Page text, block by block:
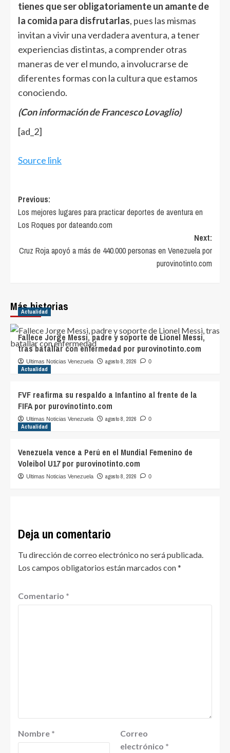
tienes que ser obligatoriamente un amante de
la comida para disfrutarlas, pues las mismas
invitan a vivir una verdadera aventura, a tener
experiencias distintas, a comprender otras
maneras de ver el mundo, a involucrarse de
diferentes formas con la cultura que estamos
conociendo.
(Con información de Francesco Lovaglio)
[ad_2]
Source link
Post
navigation
Previous:
Los mejores lugares para practicar deportes de aventura en
Los Roques por dateando.com
Next:
Cruz Roja apoyó a más de 440.000 personas en Venezuela por
purovinotinto.com
Más historias
Actualidad
Fallece Jorge Messi, padre y soporte de Lionel Messi,
tras batallar con enfermedad por purovinotinto.com
Ultimas Noticias Venezuela agosto 8, 2026 0
Actualidad
FVF reafirma su respaldo a Infantino al frente de la
FIFA por purovinotinto.com
Ultimas Noticias Venezuela agosto 8, 2026 0
Actualidad
Venezuela vence a Perú en el Mundial Femenino de
Voleibol U17 por purovinotinto.com
Ultimas Noticias Venezuela agosto 8, 2026 0
Deja un comentario
Tu dirección de correo electrónico no será publicada.
Los campos obligatorios están marcados con*
Comentario *
Nombre *
Correo
electrónico *